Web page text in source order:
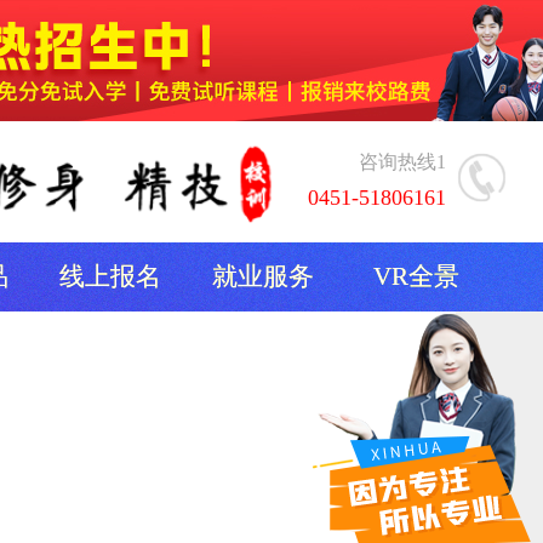
咨询热线1
0451-51806161
线上报名 就业服务 VR全景